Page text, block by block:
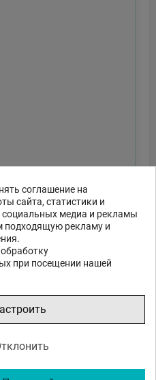
соглашение на
сайта, статистики и
медиа и рекламы
рекламу и
при посещении нашей